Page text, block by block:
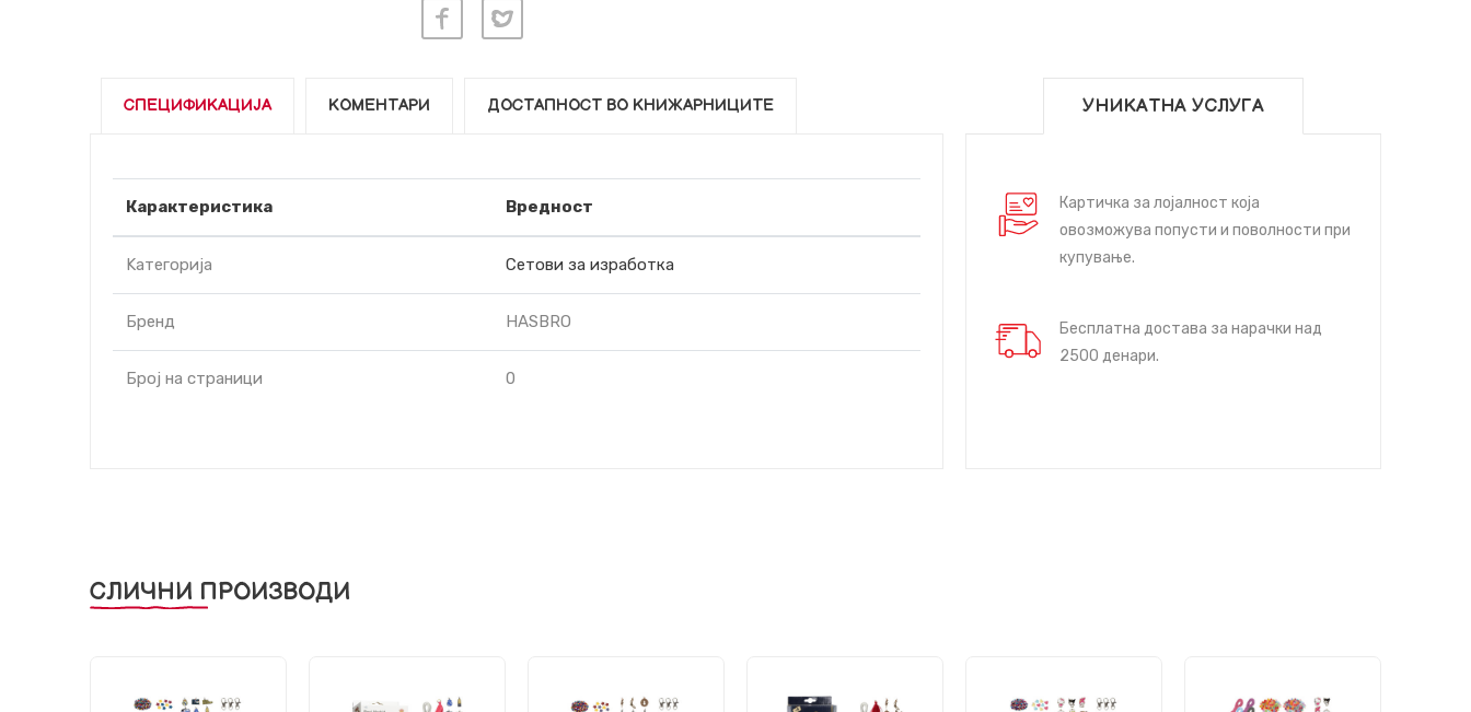
СПЕЦИФИКАЦИЈА КОМЕНТАРИ ДОСТАПНОСТ ВО КНИЖАРНИЦИТЕ
Карактеристика Вредност
Kатегорија Сетови за изработка
Бренд HASBRO
Број на страници 0
УНИКАТНА УСЛУГА
Картичка за лојалност која
овозможува попусти и поволности при
купување.
Бесплатна достава за нарачки над
2500 денари.
СЛИЧНИ ПРОИЗВОДИ